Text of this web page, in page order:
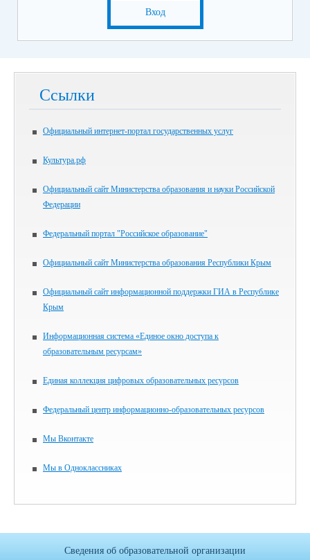
Вход
Ссылки
Официальный интернет-портал государственных услуг
Культура.рф
Официальный сайт Министерства образования и науки Российской
Федерации
Федеральный портал "Российское образование"
Официальный сайт Министерства образования Республики Крым
Официальный сайт информационной поддержки ГИА в Республике
Крым
Информационная система «Единое окно доступа к
образовательным ресурсам»
Единая коллекция цифровых образовательных ресурсов
Федеральный центр информационно-образовательных ресурсов
Мы Вконтакте
Мы в Одноклассниках
Сведения об образовательной организации